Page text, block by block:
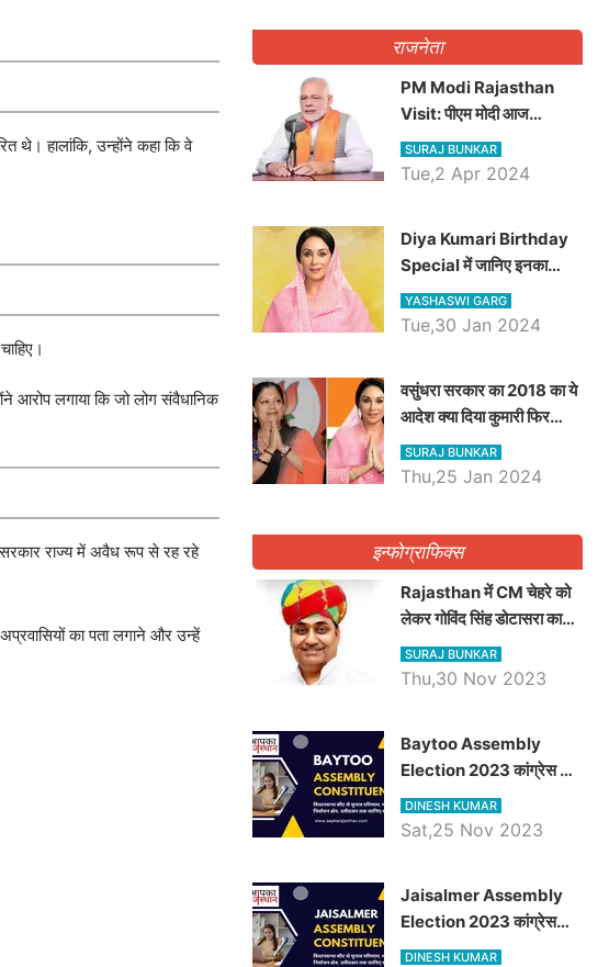
थे। हालांकि, उन्होंने कहा कि वे
आरोप लगाया कि जो लोग संवैधानिक
सरकार राज्य में अवैध रूप से रह रहे
का पता लगाने और उन्हें
राजनेता
PM Modi Rajasthan
Visit: पीएम मोदी आज
राजस्थान में कोटपूतली में करेंगे
विशाल रैली, एक सभा से 8 सीटों
SURAJ BUNKAR
Tue,2 Apr 2024
Diya Kumari Birthday
Special में जानिए इनका
राजकुमारी से राजस्थान की
डिप्टी सीएम बनने तक का सफर,
YASHASWI GARG
Tue,30 Jan 2024
वसुंधरा सरकार का 2018 का ये
आदेश क्या दिया कुमारी फिर
करेंगी लागू? कांग्रेस सरकार ने
किया था निरस्त
SURAJ BUNKAR
Thu,25 Jan 2024
इन्फोग्राफिक्स
Rajasthan में CM चेहरे को
लेकर गोविंद सिंह डोटासरा का
बड़ा बयान आया सामने, जानें
विचार
SURAJ BUNKAR
Thu,30 Nov 2023
Baytoo Assembly
Election 2023 कांग्रेस से
हरीश चौधरी तो बालाराम मुंड होंगे
भाजपा उम्मीदवार, जानिये बायतू
DINESH KUMAR
Sat,25 Nov 2023
​​​​​​​Jaisalmer Assembly
Election 2023 कांग्रेस
रूपा राम मेघवाल तो छोटु सिंह
DINESH KUMAR